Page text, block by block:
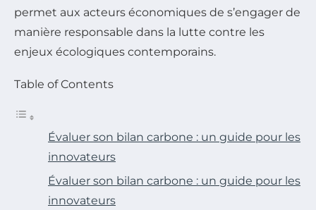
permet aux acteurs économiques de s’engager de
manière responsable dans la lutte contre les
enjeux écologiques contemporains.
Table of Contents
Évaluer son bilan carbone : un guide pour les
innovateurs
Évaluer son bilan carbone : un guide pour les
innovateurs